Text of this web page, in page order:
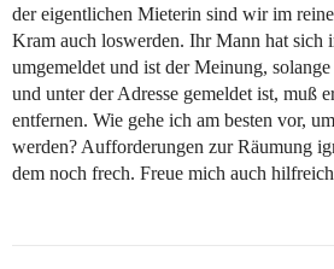
der eigentlichen Mieterin sind wir im
Kram auch loswerden. Ihr Mann hat sich
umgemeldet und ist der Meinung,
und unter der Adresse gemeldet ist, muß
entfernen. Wie gehe ich am besten vor,
werden? Aufforderungen zur Räumung
dem noch frech. Freue mich auch